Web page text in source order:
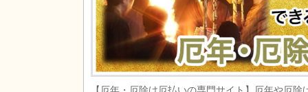
【厄年・厄除け厄払いの専門サイト】厄年や厄